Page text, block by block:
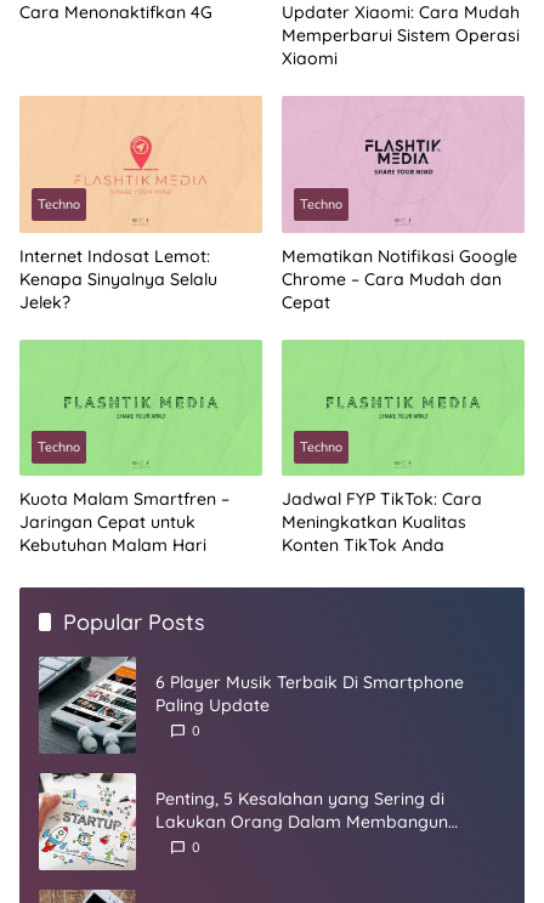
Cara Menonaktifkan 4G
Updater Xiaomi: Cara Mudah
Memperbarui Sistem Operasi
Xiaomi
Techno
Internet Indosat Lemot:
Kenapa Sinyalnya Selalu
Jelek?
Techno
Mematikan Notifikasi Google
Chrome – Cara Mudah dan
Cepat
Techno
Kuota Malam Smartfren –
Jaringan Cepat untuk
Kebutuhan Malam Hari
Techno
Jadwal FYP TikTok: Cara
Meningkatkan Kualitas
Konten TikTok Anda
Popular Posts
6 Player Musik Terbaik Di Smartphone
Paling Update
0
Penting, 5 Kesalahan yang Sering di
Lakukan Orang Dalam Membangun
Startup
0